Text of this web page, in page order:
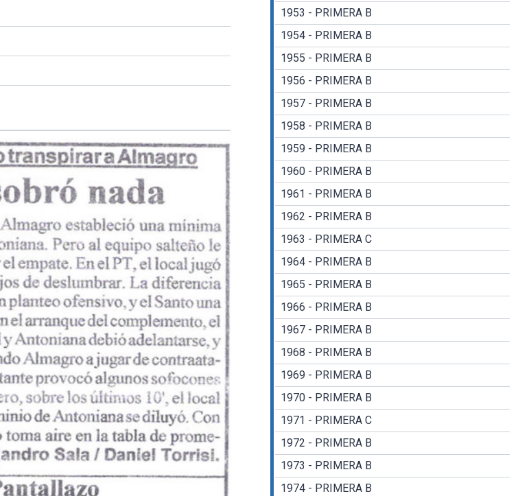
1953 - PRIMERA B
1954 - PRIMERA B
1955 - PRIMERA B
1956 - PRIMERA B
1957 - PRIMERA B
1958 - PRIMERA B
1959 - PRIMERA B
1960 - PRIMERA B
1961 - PRIMERA B
1962 - PRIMERA B
1963 - PRIMERA C
1964 - PRIMERA B
1965 - PRIMERA B
1966 - PRIMERA B
1967 - PRIMERA B
1968 - PRIMERA B
1969 - PRIMERA B
1970 - PRIMERA B
1971 - PRIMERA C
1972 - PRIMERA B
1973 - PRIMERA B
1974 - PRIMERA B